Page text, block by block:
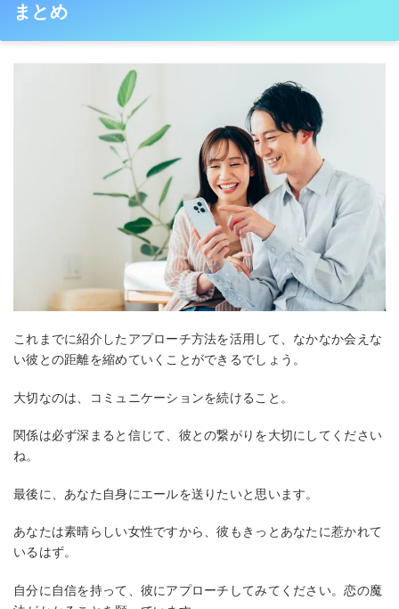
まとめ
これまでに紹介したアプローチ方法を活用して、なかなか会えな
い彼との距離を縮めていくことができるでしょう。
大切なのは、コミュニケーションを続けること。
関係は必ず深まると信じて、彼との繋がりを大切にしてください
ね。
最後に、あなた自身にエールを送りたいと思います。
あなたは素晴らしい女性ですから、彼もきっとあなたに惹かれて
いるはず。
自分に自信を持って、彼にアプローチしてみてください。恋の魔